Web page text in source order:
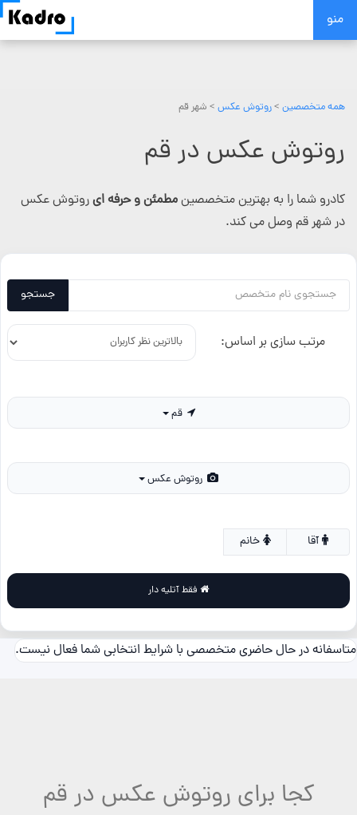
Skip
منو
همه متخصصین >روتوش عکس > شهر قم
روتوش عکس در قم
کادرو شما را به بهترین متخصصینمطمئن و حرفه ایروتوش عکس
در شهر قم وصل می کند.
جستجو
مرتب سازی بر اساس:
قم
خانم
متاسفانه در حال حاضری متخصصی با شرایط انتخابی شما فعال نیست.
کجا برای روتوش عکس در قم